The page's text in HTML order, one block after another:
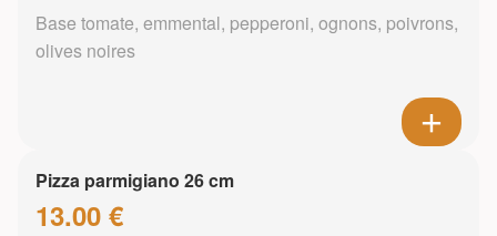
Base tomate, emmental, pepperoni, ognons, poivrons,
olives noires
Pizza parmigiano 26 cm
13.00 €